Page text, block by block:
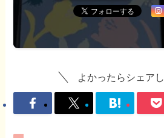
よかったらシェアし